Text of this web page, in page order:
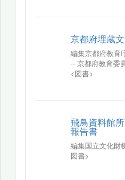
京都府埋蔵
編集京都府教育
-- 京都府教育委
<図書>
飛鳥資料館
報告書
編集国立文化財
図書>